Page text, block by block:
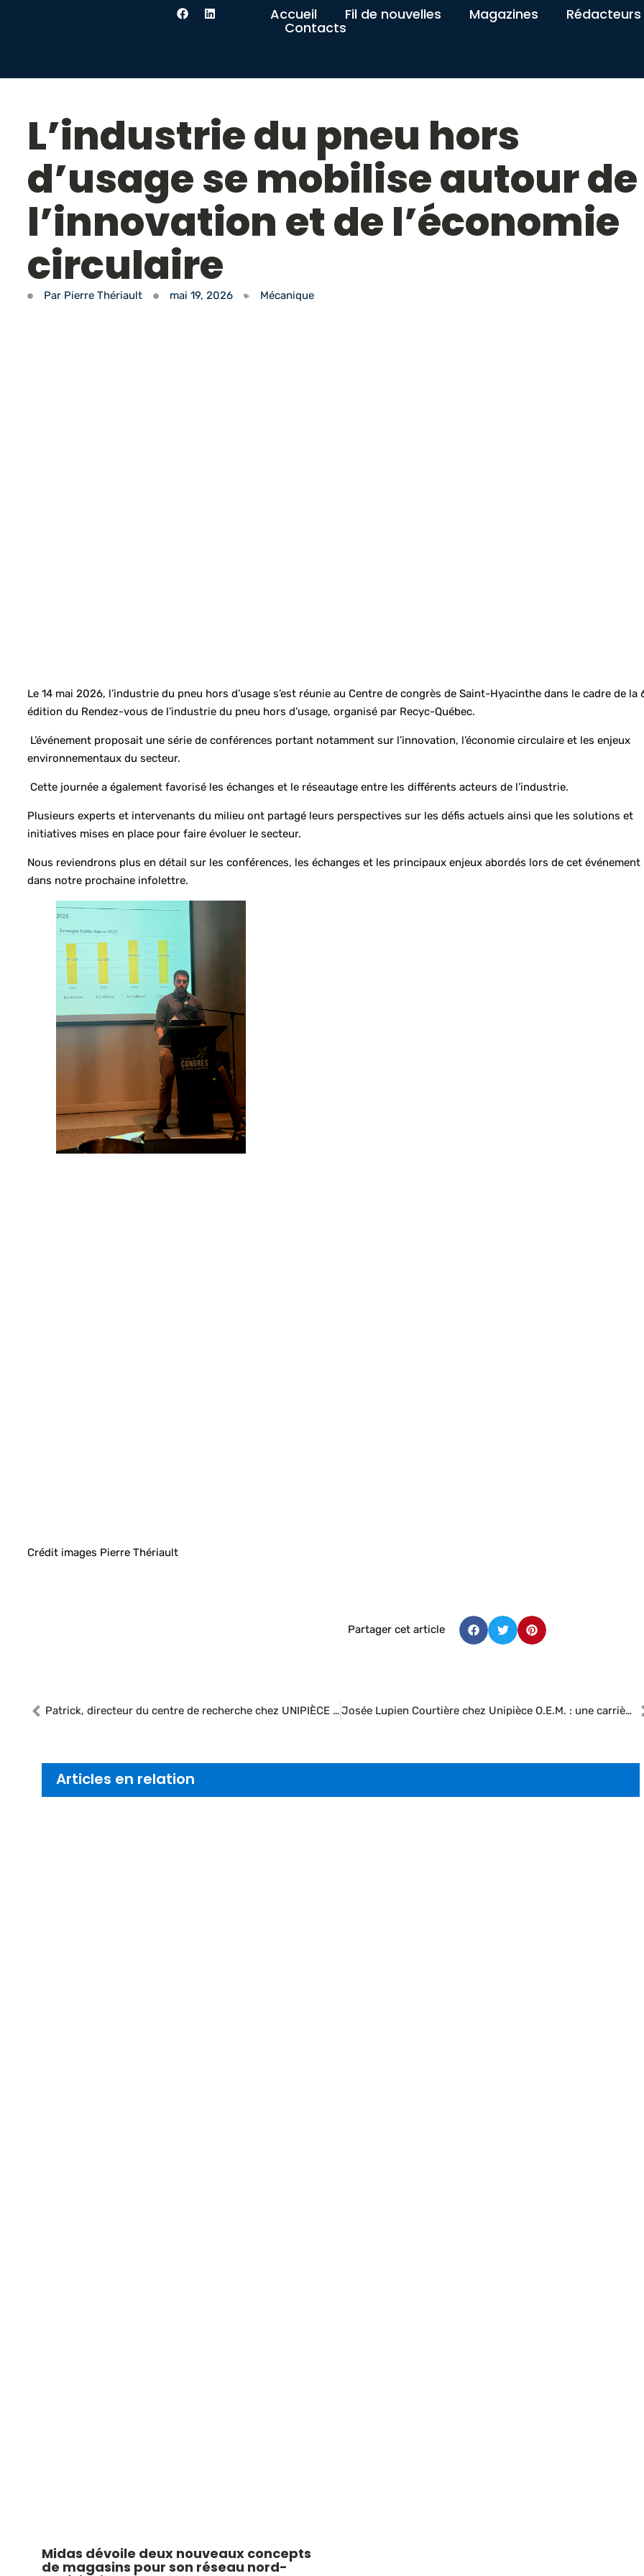
Accueil Fil de nouvelles Magazines Rédacteurs
Contacts
L’industrie du pneu hors
d’usage se mobilise autour de
l’innovation et de l’économie
circulaire
Par Pierre Thériault mai 19, 2026 Mécanique
Le 14 mai 2026, l’industrie du pneu hors d’usage s’est réunie au Centre de congrès de Saint-Hyacinthe dans le cadre de la
édition du Rendez-vous de l’industrie du pneu hors d’usage, organisé par Recyc-Québec.
L’événement proposait une série de conférences portant notamment sur l’innovation, l’économie circulaire et les enjeux
environnementaux du secteur.
Cette journée a également favorisé les échanges et le réseautage entre les différents acteurs de l’industrie.
Plusieurs experts et intervenants du milieu ont partagé leurs perspectives sur les défis actuels ainsi que les solutions et
initiatives mises en place pour faire évoluer le secteur.
Nous reviendrons plus en détail sur les conférences, les échanges et les principaux enjeux abordés lors de cet événement
dans notre prochaine infolettre.
Crédit images Pierre Thériault
Partager cet article
Patrick, directeur du centre de recherche chez UNIPIÈCE O.E.M. Josée Lupien Courtière chez Unipièce O.E.M. : une carrière sur la route, une vie en selle
Articles en relation
Midas dévoile deux nouveaux concepts
de magasins pour son réseau nord-